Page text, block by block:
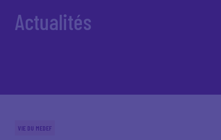
Actualités
VIE DU MEDEF